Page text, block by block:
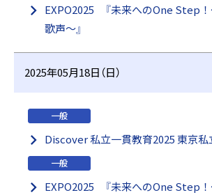
EXPO2025 『未来へのOne Step
歌声～』
2025年05月18日（日）
一般
Discover 私立一貫教育2025 東京
一般
EXPO2025 『未来へのOne Step